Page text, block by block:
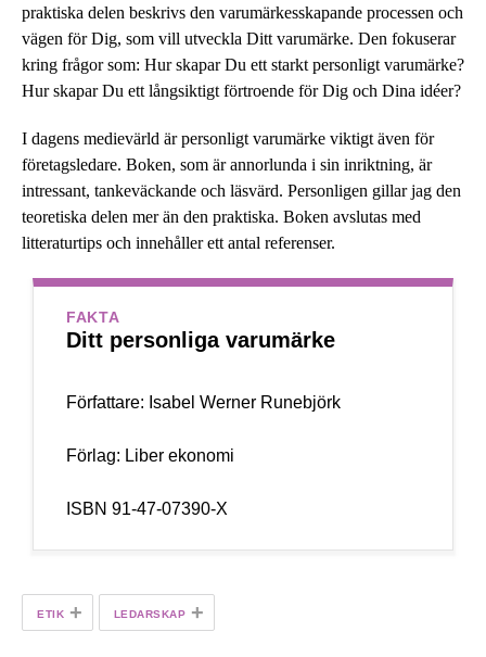
praktiska delen beskrivs den varumärkesskapande processen och
vägen för Dig, som vill utveckla Ditt varumärke. Den fokuserar
kring frågor som: Hur skapar Du ett starkt personligt varumärke?
Hur skapar Du ett långsiktigt förtroende för Dig och Dina idéer?
I dagens medievärld är personligt varumärke viktigt även för
företagsledare. Boken, som är annorlunda i sin inriktning, är
intressant, tankeväckande och läsvärd. Personligen gillar jag den
teoretiska delen mer än den praktiska. Boken avslutas med
litteraturtips och innehåller ett antal referenser.
FAKTA
Ditt personliga varumärke
Författare: Isabel Werner Runebjörk
Förlag: Liber ekonomi
ISBN 91-47-07390-X
ETIK + LEDARSKAP +